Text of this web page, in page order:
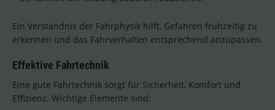
Ein Verständnis der Fahrphysik hilft, Gefahren frühzeitig zu
erkennen und das Fahrverhalten entsprechend anzupassen.
Effektive Fahrtechnik
Eine gute Fahrtechnik sorgt für Sicherheit, Komfort und
Effizienz. Wichtige Elemente sind: